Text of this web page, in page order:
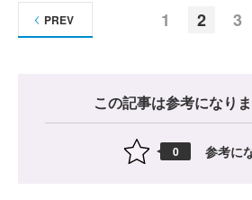
1 2 3
PREV
この記事は参考になり
0 参考に